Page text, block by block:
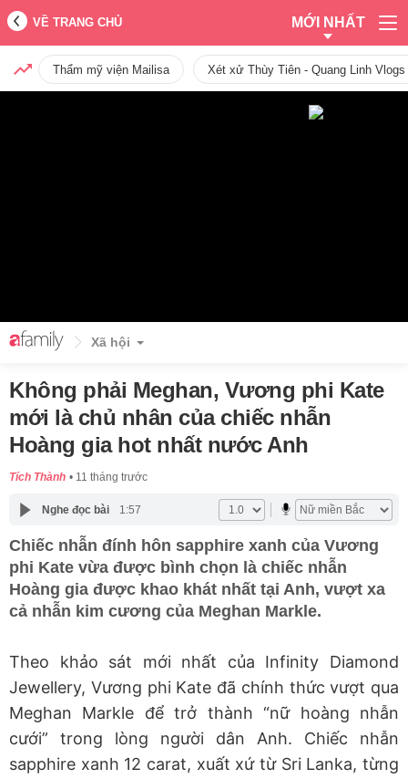
VỀ TRANG CHỦ MỚI NHẤT
Thẩm mỹ viện Mailisa Xét xử Thùy Tiên - Quang Linh
Xã hội
Không phải Meghan, Vương phi Kate
mới là chủ nhân của chiếc nhẫn
Hoàng gia hot nhất nước Anh
Tích Thành 11 tháng trước
Nghe đọc bài 1:57
Chiếc nhẫn đính hôn sapphire xanh của Vương
phi Kate vừa được bình chọn là chiếc nhẫn
Hoàng gia được khao khát nhất tại Anh, vượt xa
cả nhẫn kim cương của Meghan Markle.
Theo khảo sát mới nhất của Infinity Diamond
Jewellery, Vương phi Kate đã chính thức vượt qua
Meghan Markle để trở thành “nữ hoàng nhẫn
cưới” trong lòng người dân Anh. Chiếc nhẫn
sapphire xanh 12 carat, xuất xứ từ Sri Lanka, từng